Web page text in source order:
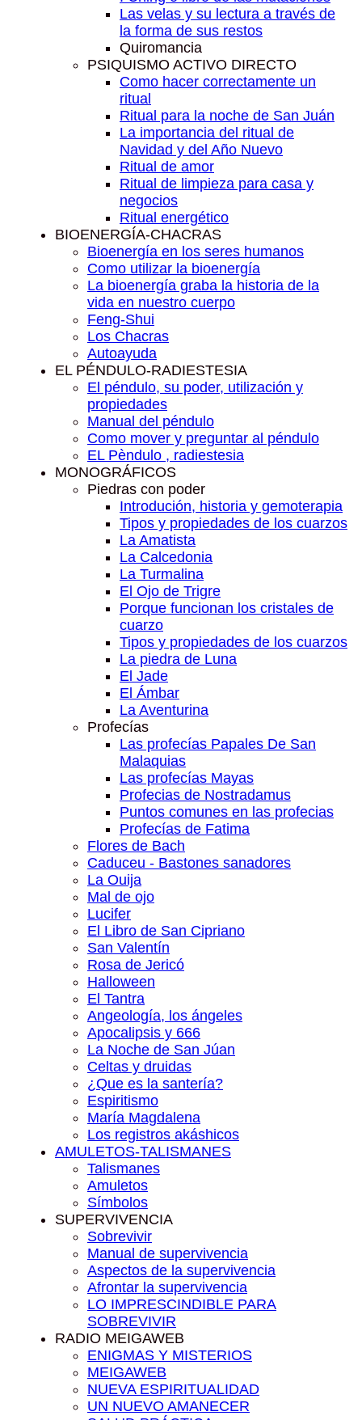
Las velas y su lectura a través de
la forma de sus restos
Quiromancia
PSIQUISMO ACTIVO DIRECTO
Como hacer correctamente un
ritual
Ritual para la noche de San Juán
La importancia del ritual de
Navidad y del Año Nuevo
Ritual de amor
Ritual de limpieza para casa y
negocios
Ritual energético
BIOENERGÍA-CHACRAS
Bioenergía en los seres humanos
Como utilizar la bioenergía
La bioenergía graba la historia de la
vida en nuestro cuerpo
Feng-Shui
Los Chacras
Autoayuda
EL PÉNDULO-RADIESTESIA
El péndulo, su poder, utilización y
propiedades
Manual del péndulo
Como mover y preguntar al péndulo
EL Pèndulo , radiestesia
MONOGRÁFICOS
Piedras con poder
Introdución, historia y gemoterapia
Tipos y propiedades de los cuarzos
La Amatista
La Calcedonia
La Turmalina
El Ojo de Trigre
Porque funcionan los cristales de
cuarzo
Tipos y propiedades de los cuarzos
La piedra de Luna
El Jade
El Ámbar
La Aventurina
Profecías
Las profecías Papales De San
Malaquias
Las profecías Mayas
Profecias de Nostradamus
Puntos comunes en las profecias
Profecías de Fatima
Flores de Bach
Caduceu - Bastones sanadores
La Ouija
Mal de ojo
Lucifer
El Libro de San Cipriano
San Valentín
Rosa de Jericó
Halloween
El Tantra
Angeología, los ángeles
Apocalipsis y 666
La Noche de San Júan
Celtas y druidas
¿Que es la santería?
Espiritismo
María Magdalena
Los registros akáshicos
AMULETOS-TALISMANES
Talismanes
Amuletos
Símbolos
SUPERVIVENCIA
Sobrevivir
Manual de supervivencia
Aspectos de la supervivencia
Afrontar la supervivencia
LO IMPRESCINDIBLE PARA
SOBREVIVIR
RADIO MEIGAWEB
ENIGMAS Y MISTERIOS
MEIGAWEB
NUEVA ESPIRITUALIDAD
UN NUEVO AMANECER